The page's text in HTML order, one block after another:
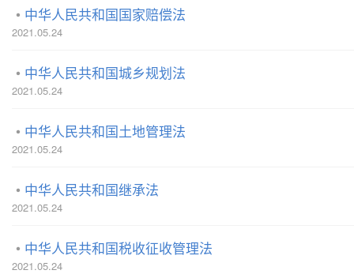
中华人民共和国国家赔偿法
2021.05.24
中华人民共和国城乡规划法
2021.05.24
中华人民共和国土地管理法
2021.05.24
中华人民共和国继承法
2021.05.24
中华人民共和国税收征收管理法
2021.05.24